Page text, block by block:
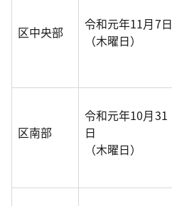
区中央部
令和元年11月7日
（木曜日）
区南部
令和元年10月31
日
（木曜日）